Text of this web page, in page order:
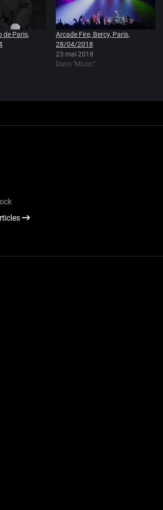
de Paris,
Arcade Fire, Bercy, Paris,
28/04/2018
23 mai 2018
Dans "Music"